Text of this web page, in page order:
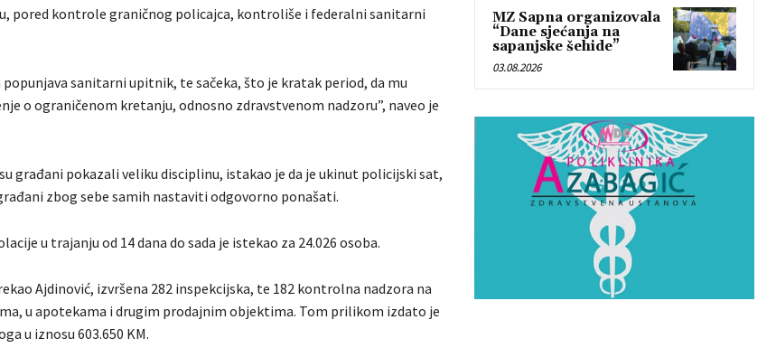
pored kontrole graničnog policajca, kontroliše i federalni sanitarni
sanitarni upitnik, te sačeka, što je kratak period, da mu
o ograničenom kretanju, odnosno zdravstvenom nadzoru”, naveo je
građani pokazali veliku disciplinu, istakao je da je ukinut policijski sat,
zbog sebe samih nastaviti odgovorno ponašati.
u trajanju od 14 dana do sada je istekao za 24.026 osoba.
Ajdinović, izvršena 282 inspekcijska, te 182 kontrolna nadzora na
u apotekama i drugim prodajnim objektima. Tom prilikom izdato je
u iznosu 603.650 KM.
MZ Sapna organizovala
“Dane sjećanja na
sapanjske šehide”
03.08.2026